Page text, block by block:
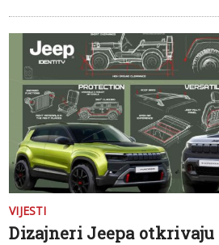
VIJESTI
Dizajneri Jeepa